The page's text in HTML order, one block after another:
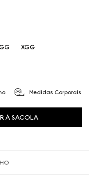
XGG
Medidas Corporais
À SACOLA